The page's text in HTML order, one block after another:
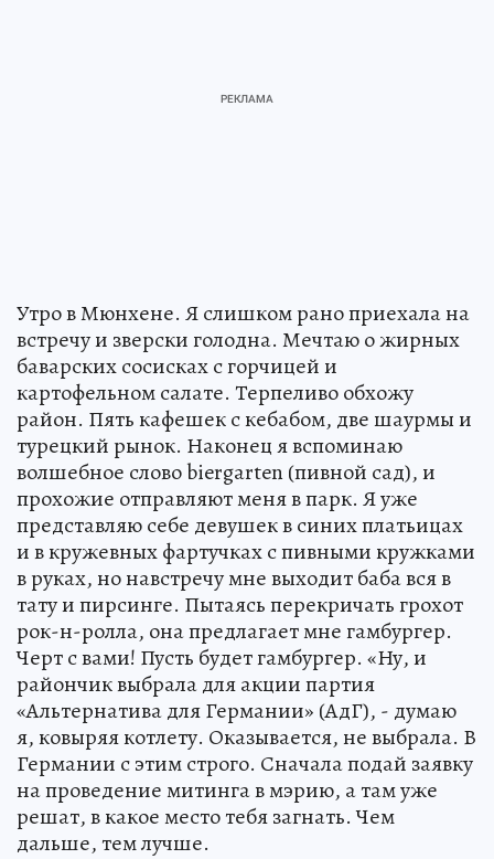
Утро в Мюнхене. Я слишком рано приехала на
встречу и зверски голодна. Мечтаю о жирных
баварских сосисках с горчицей и
картофельном салате. Терпеливо обхожу
район. Пять кафешек с кебабом, две шаурмы и
турецкий рынок. Наконец я вспоминаю
волшебное слово biergarten (пивной сад), и
прохожие отправляют меня в парк. Я уже
представляю себе девушек в синих платьицах
и в кружевных фартучках с пивными кружками
в руках, но навстречу мне выходит баба вся в
тату и пирсинге. Пытаясь перекричать грохот
рок-н-ролла, она предлагает мне гамбургер.
Черт с вами! Пусть будет гамбургер. «Ну, и
райончик выбрала для акции партия
«Альтернатива для Германии» (АдГ), - думаю
я, ковыряя котлету. Оказывается, не выбрала. В
Германии с этим строго. Сначала подай заявку
на проведение митинга в мэрию, а там уже
решат, в какое место тебя загнать. Чем
дальше, тем лучше.